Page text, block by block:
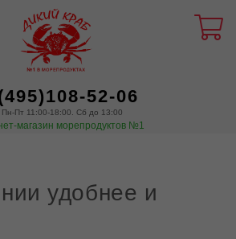
52-06
Пн-Пт 11:00-18:00. Сб до 13:00
магазин морепродуктов №1
удобнее и